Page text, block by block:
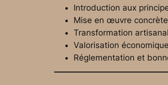
Introduction aux
Mise en œuvre
Transformation
Valorisation
Réglementation et